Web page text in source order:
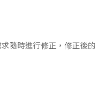
隨時進行修正，修正後的